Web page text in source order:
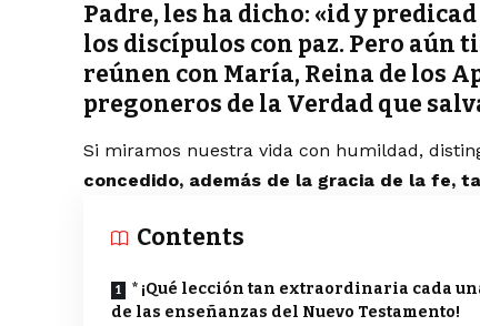
Padre, les ha dicho: «id y
los discípulos con paz. Pero aún
reúnen con María, Reina de los
pregoneros de la Verdad que
Si miramos nuestra vida con humildad,
concedido, además de la gracia de la fe,
Contents
* ¡Qué lección tan extraordinaria cada una
de las enseñanzas del Nuevo Testamento!